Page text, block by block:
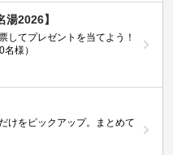
湯2026】
してプレゼントを当てよう！
様）
けをピックアップ。まとめて